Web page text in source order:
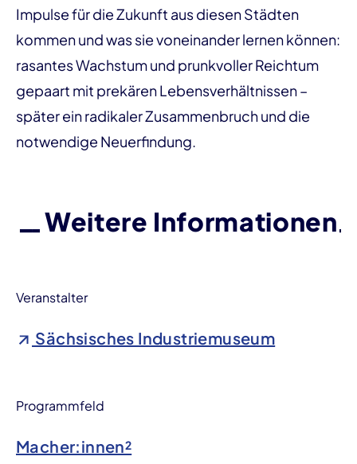
Impulse für die Zukunft aus diesen Städten
kommen und was sie voneinander lernen können:
rasantes Wachstum und prunkvoller Reichtum
gepaart mit prekären Lebensverhältnissen –
später ein radikaler Zusammenbruch und die
notwendige Neuerfindung.
Weitere Informationen
Veranstalter
Sächsisches Industriemuseum
Programmfeld
Macher:innen²